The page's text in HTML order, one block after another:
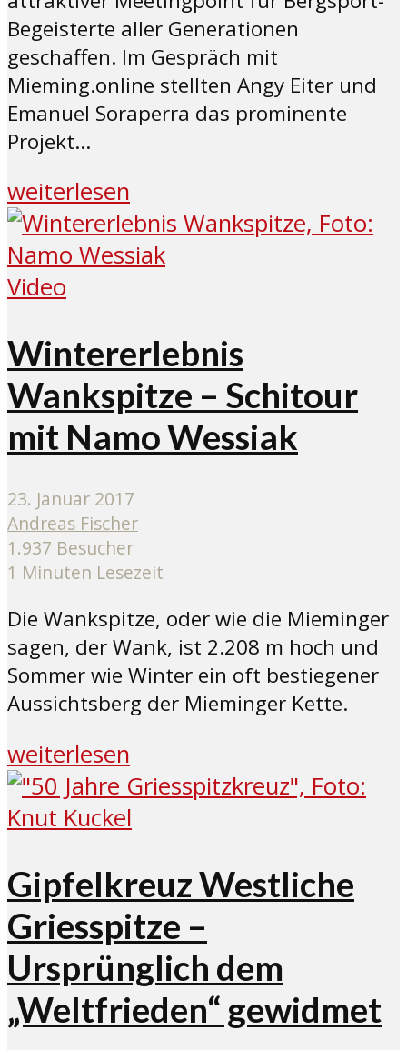
Begeisterte aller Generationen
geschaffen. Im Gespräch mit
Mieming.online stellten Angy Eiter und
Emanuel Soraperra das prominente
Projekt...
weiterlesen
Video
Wintererlebnis
Wankspitze – Schitour
mit Namo Wessiak
23. Januar 2017
Andreas Fischer
1.937 Besucher
1 Minuten Lesezeit
Die Wankspitze, oder wie die Mieminger
sagen, der Wank, ist 2.208 m hoch und
Sommer wie Winter ein oft bestiegener
Aussichtsberg der Mieminger Kette.
weiterlesen
Gipfelkreuz Westliche
Griesspitze –
Ursprünglich dem
„Weltfrieden“ gewidmet